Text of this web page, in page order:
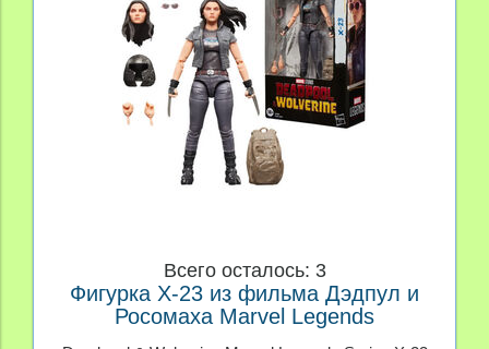
Всего осталось: 3
Фигурка X-23 из фильма Дэдпул и
Росомаха Marvel Legends